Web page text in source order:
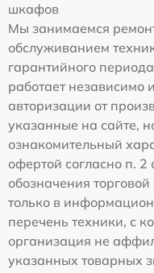
шкафов
Мы занимаемся
обслуживанием
гарантийного
работает независимо
авторизации от
указанные на сайте,
ознакомительный
офертой согласно п.
обозначения
только в
перечень техники, с
организация не
указанных товарных